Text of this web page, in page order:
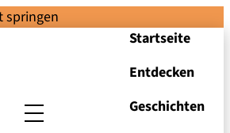
springen
Startseite
Entdecken
Geschichten